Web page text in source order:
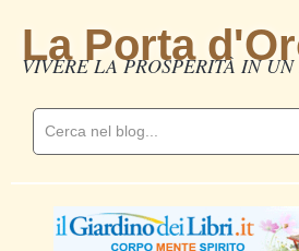
La Porta
VIVERE LA PROSPERITÀ IN